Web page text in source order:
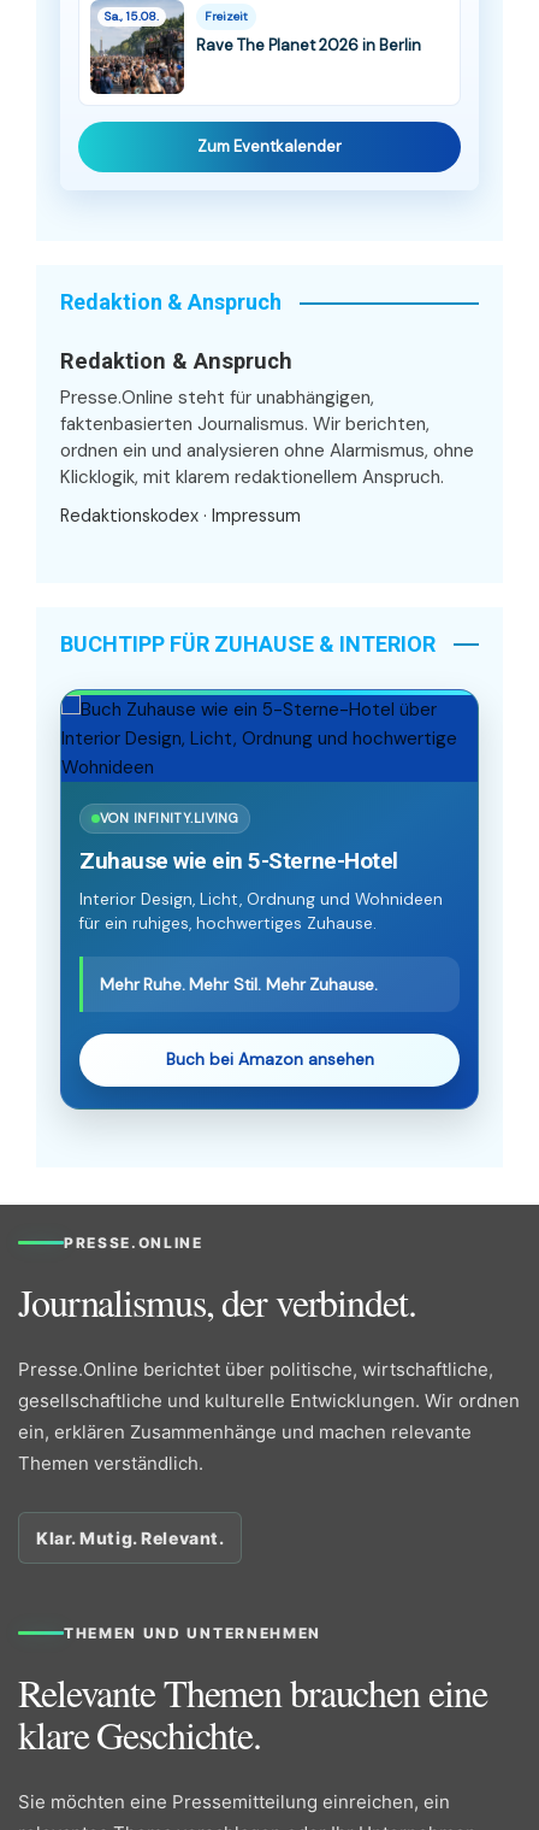
Sa., 15.08. Freizeit
Rave The Planet 2026 in Berlin
Zum Eventkalender
Redaktion & Anspruch
Redaktion & Anspruch
Presse.Online steht für unabhängigen,
faktenbasierten Journalismus. Wir berichten,
ordnen ein und analysieren ohne Alarmismus, ohne
Klicklogik, mit klarem redaktionellem Anspruch.
Redaktionskodex · Impressum
BUCHTIPP FÜR ZUHAUSE & INTERIOR
VON INFINITY.LIVING
Zuhause wie ein 5-Sterne-Hotel
Interior Design, Licht, Ordnung und Wohnideen
für ein ruhiges, hochwertiges Zuhause.
Mehr Ruhe. Mehr Stil. Mehr Zuhause.
Buch bei Amazon ansehen
PRESSE.ONLINE
Journalismus, der verbindet.
Presse.Online berichtet über politische, wirtschaftliche,
gesellschaftliche und kulturelle Entwicklungen. Wir ordnen
ein, erklären Zusammenhänge und machen relevante
Themen verständlich.
Klar. Mutig. Relevant.
THEMEN UND UNTERNEHMEN
Relevante Themen brauchen eine
klare Geschichte.
Sie möchten eine Pressemitteilung einreichen, ein